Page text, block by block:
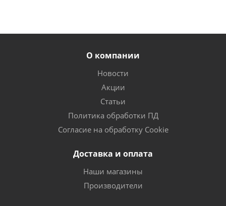
О компании
Новости
Акции
Статьи
Политика обработки ПД
Согласие на обработку Cookie
Доставка и оплата
Наши магазины
Производители